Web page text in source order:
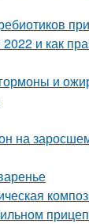
и как
и
на